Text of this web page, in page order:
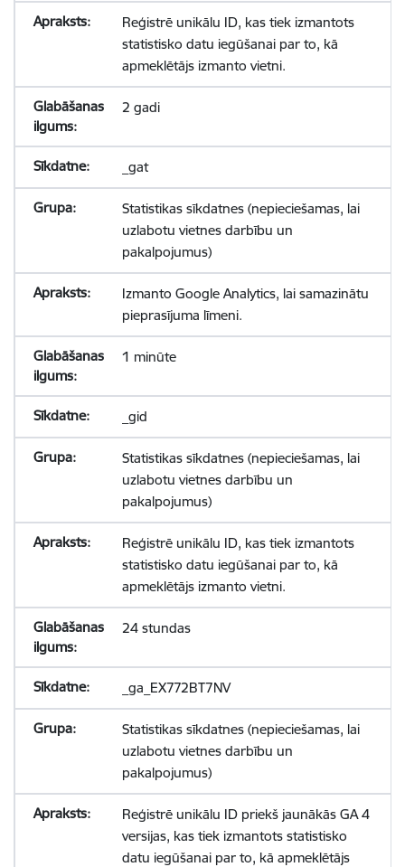
Reģistrē unikālu ID, kas tiek izmantots
statistisko datu iegūšanai par to, kā
apmeklētājs izmanto vietni.
2 gadi
_gat
Statistikas sīkdatnes (nepieciešamas, lai
uzlabotu vietnes darbību un
pakalpojumus)
Izmanto Google Analytics, lai samazinātu
pieprasījuma līmeni.
1 minūte
_gid
Statistikas sīkdatnes (nepieciešamas, lai
uzlabotu vietnes darbību un
pakalpojumus)
Reģistrē unikālu ID, kas tiek izmantots
statistisko datu iegūšanai par to, kā
apmeklētājs izmanto vietni.
24 stundas
_ga_EX772BT7NV
Statistikas sīkdatnes (nepieciešamas, lai
uzlabotu vietnes darbību un
pakalpojumus)
Reģistrē unikālu ID priekš jaunākās GA 4
versijas, kas tiek izmantots statistisko
datu iegūšanai par to, kā apmeklētājs